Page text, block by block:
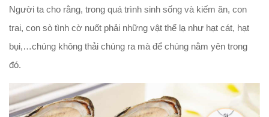
Người ta cho rằng, trong quá trình sinh sống và kiếm ăn, con
trai, con sò tình cờ nuốt phải những vật thể lạ như hạt cát, hạt
bụi,…chúng không thải chúng ra mà để chúng nằm yên trong
đó.